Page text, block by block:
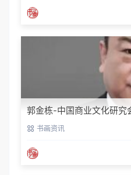
郭金栋-中国商业文化研究
书画资讯